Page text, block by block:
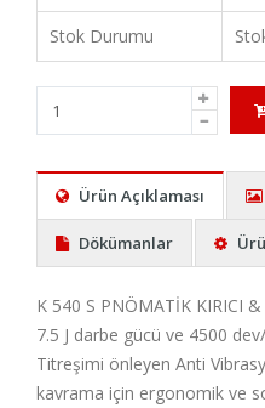
Stok Durumu
Ürün Açıklaması
Dökümanlar
K 540 S PNÖMATİK KIRICI &
7.5 J darbe gücü ve 4500
Titreşimi önleyen Anti
kavrama için ergonomik ve